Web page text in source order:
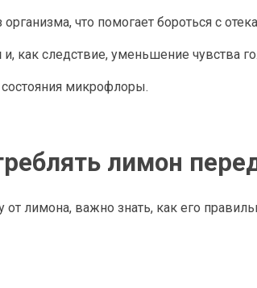
организма, что помогает бороться с
и, как следствие, уменьшение чувства
состояния микрофлоры.
лимон
лимона, важно знать, как его